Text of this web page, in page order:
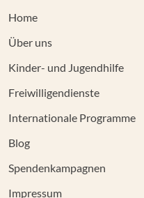
Home
Über uns
Kinder- und Jugendhilfe
Freiwilligendienste
Internationale Programme
Blog
Spendenkampagnen
Impressum